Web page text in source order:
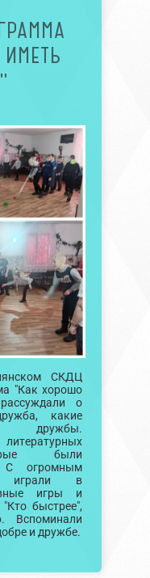
СКДЦ
"Как хорошо
о
какие
дружбы.
были
С огромным
играли в
игры и
быстрее",
Вспоминали
и дружбе.